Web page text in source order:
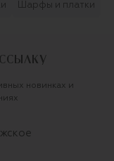
Шарфы и платки
новинках и